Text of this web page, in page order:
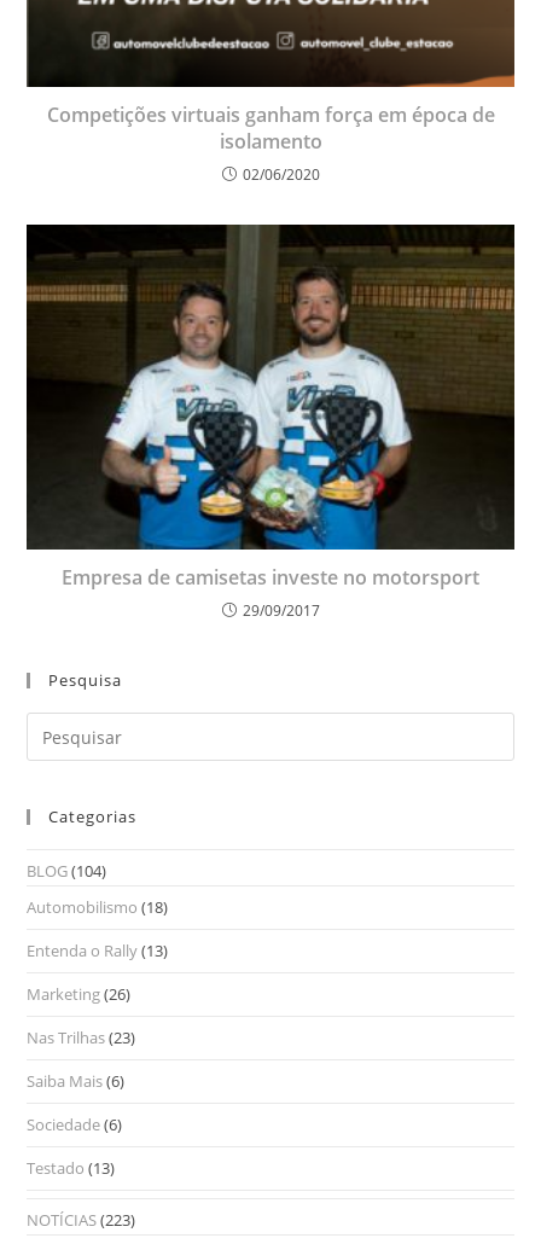
Competições virtuais ganham força em época de
isolamento
02/06/2020
Empresa de camisetas investe no motorsport
29/09/2017
Pesquisa
Categorias
BLOG(104)
Automobilismo (18)
Entenda o Rally(13)
Marketing(26)
Nas Trilhas(23)
Saiba Mais(6)
Sociedade(6)
Testado (13)
NOTÍCIAS(223)